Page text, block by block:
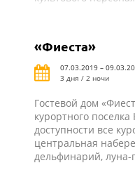
«Фиеста»
07.03.2019 –
3 дня / 2 ночи
Гостевой дом
курортного
доступности все
центральная
дельфинарий,